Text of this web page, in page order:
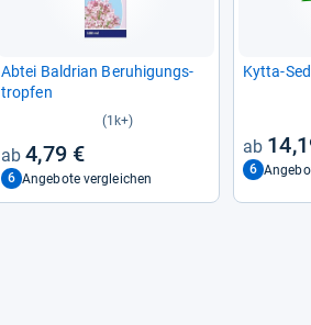
Abtei Bal­drian Beru­hi­gungs­
trop­fen
(1k+)
4,79 €
6 Angebote vergleichen
Kytta-​
6